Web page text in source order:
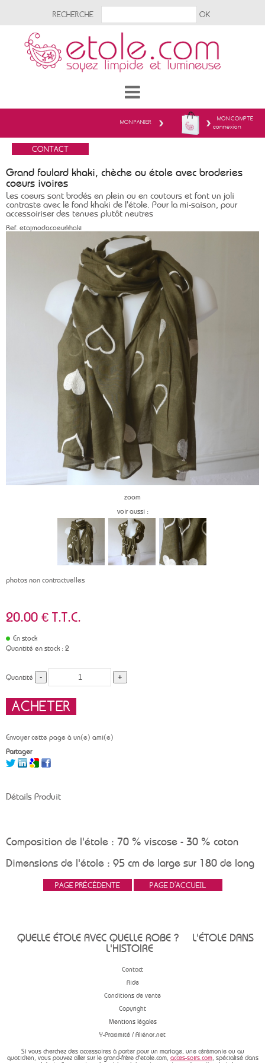
MON COMPTE
connexion
MON PANIER
RECHERCHE
Grand foulard khaki, chèche ou étole avec broderies
coeurs ivoires
Les coeurs sont brodés en plein ou en coutours et font un joli
contraste avec le fond khaki de l'étole. Pour la mi-saison, pour
accessoiriser des tenues plutôt neutres
Ref. etajmodacoeurkhaki
zoom
voir aussi :
photos non contractuelles
20.00 € T.T.C.
En stock
Quantité en stock : 2
Quantité
Envoyer cette page à un(e) ami(e)
Partager
Détails Produit
Composition de l'étole : 70 % viscose - 30 % coton
Dimensions de l'étole : 95 cm de large sur 180 de long
QUELLE ÉTOLE AVEC QUELLE ROBE ?
L'ÉTOLE DANS
L'HISTOIRE
Contact
Aide
Conditions de vente
Copyright
Mentions légales
Y-Proximité / Aliénor.net
Si vous cherchez des accessoires à porter pour un mariage, une cérémonie ou au
quotidien, vous pouvez aller sur le grand-frère d'etole.com, acces-soirs.com, spécialisé dans